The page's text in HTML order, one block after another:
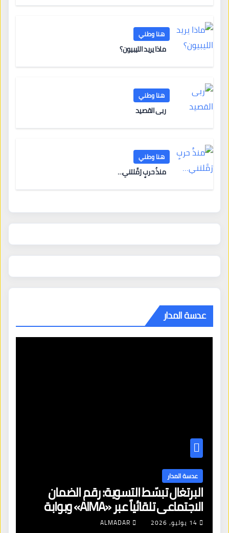
هنا وطني
ماذا يريد الليبيون؟
هنا وطني
ربى القصيد
هنا وطني
منذُ حربٍ رَمَّلتني…
عدسة المدار
عدسة المدار
البرتغال تبسّط التسوية: رقم الضمان
الاجتماعي تلقائياً عبر «AIMA» وبوابة
جديدة لتجديد الإقامات
14 يوليو، 2026 ALMADAR